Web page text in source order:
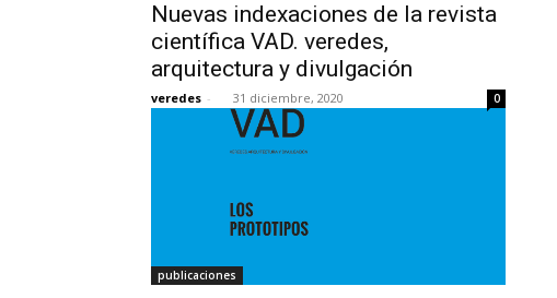
Nuevas indexaciones de la revista
científica VAD. veredes,
arquitectura y divulgación
veredes - 31 diciembre, 2020 0
publicaciones